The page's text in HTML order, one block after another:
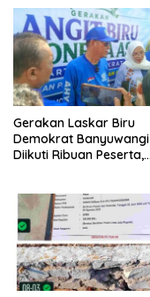
Gerakan Laskar Biru
Demokrat Banyuwangi
Diikuti Ribuan Peserta,